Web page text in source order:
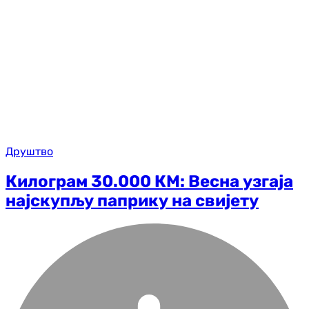
Друштво
Килограм 30.000 КМ: Весна узгаја
најскупљу паприку на свијету